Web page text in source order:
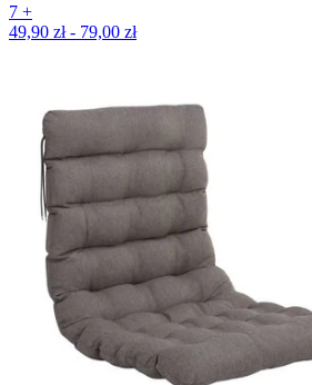
7 +
49,90 zł - 79,00 zł